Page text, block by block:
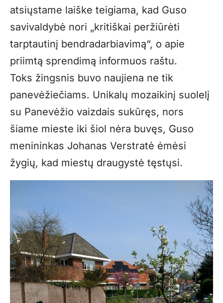
atsiųstame laiške teigiama, kad Guso
savivaldybė nori „kritiškai peržiūrėti
tarptautinį bendradarbiavimą“, o apie
priimtą sprendimą informuos raštu.
Toks žingsnis buvo naujiena ne tik
panevėžiečiams. Unikalų mozaikinį suolelį
su Panevėžio vaizdais sukūręs, nors
šiame mieste iki šiol nėra buvęs, Guso
menininkas Johanas Verstratė ėmėsi
žygių, kad miestų draugystė tęstųsi.